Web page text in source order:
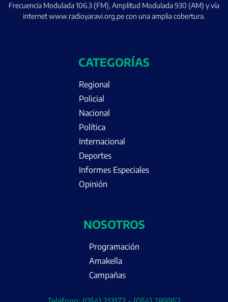
Frecuencia Modulada 106.3 (FM), Amplitud Modulada 930 (AM) y vía
internet www.radioyaravi.org.pe con una amplia cobertura.
CATEGORÍAS
Regional
Policial
Nacional
Política
Internacional
Deportes
Informes Especiales
Opinión
NOSOTROS
Programación
Amakella
Campañas